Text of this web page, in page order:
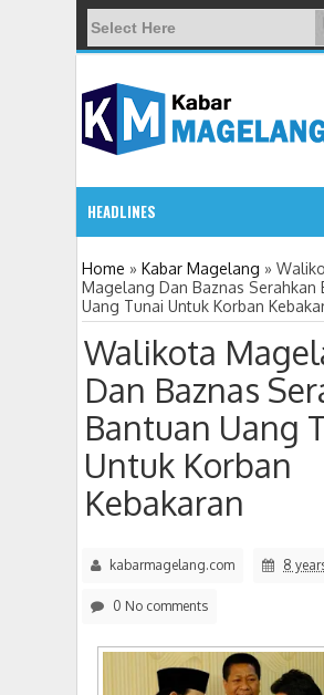
HEADLINES
5:32 PM
11 Siswa SMPN 3 Candimulyo
Home » Kabar Magelang »
Magelang Dan Baznas Serahkan
Uang Tunai Untuk Korban
Walikota
Dan Baznas
Bantuan Uang
Untuk Korban
Kebakaran
kabarmagelang.com 8
0 No comments